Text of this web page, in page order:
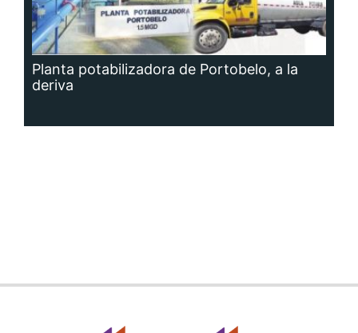
Planta potabilizadora de Portobelo, a la
deriva